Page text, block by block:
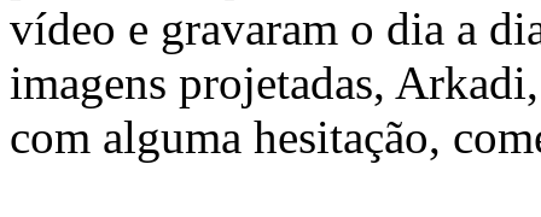
vídeo e gravaram o dia a
imagens projetadas,
com alguma hesitação,